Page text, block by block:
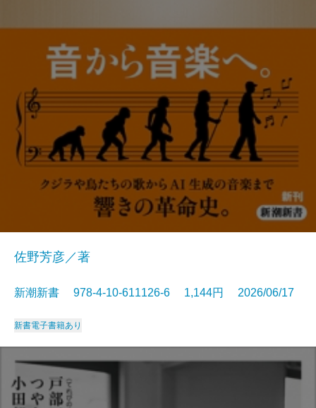
佐野芳彦／著
新潮新書 978-4-10-611126-6 1,144円 2026/06/17
新書電子書籍あり